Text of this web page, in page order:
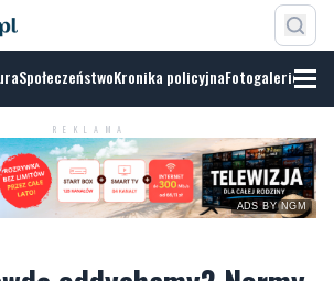
SpołeczeństwoKronika policyjnaFotogalerie
REKLAMA
ADS BY NGM